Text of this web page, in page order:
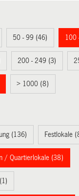
50 - 99 (46) 100
200 - 249 (3)
> 1000 (8)
(136) Festlokale
/ Quartierlokale (38)